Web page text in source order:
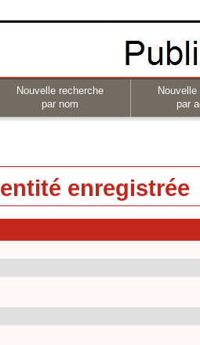
Nouvelle recherche
par nom
par
enregistrée